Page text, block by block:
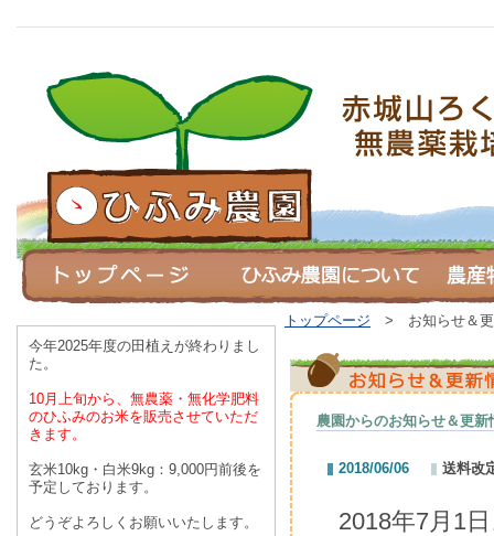
今年2025年度の田植えが終わりまし
た。
10月上旬から、無農薬・無化学肥料
のひふみのお米を販売させていただ
きます。
玄米10kg・白米9kg：9,000円前後を
予定しております。
どうぞよろしくお願いいたします。
トップページ > お知らせ＆更
農園からのお知らせ＆更新
2018/06/06 送料改
2018年7月1